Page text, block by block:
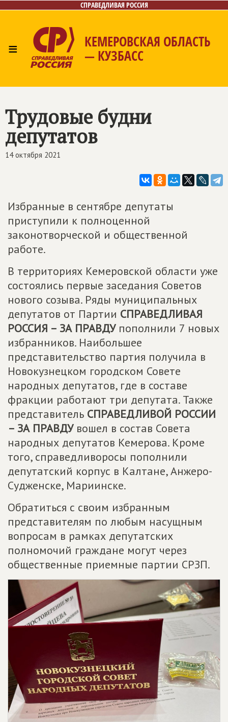
СПРАВЕДЛИВАЯ РОССИЯ
≡ КЕМЕРОВСКАЯ ОБЛАСТЬ
— КУЗБАСС
Фото/Видео
Трудовые будни
депутатов
14 октября 2021
Избранные в сентябре депутаты
приступили к полноценной
законотворческой и общественной
работе.
В территориях Кемеровской области уже
состоялись первые заседания Советов
нового созыва. Ряды муниципальных
депутатов от Партии СПРАВЕДЛИВАЯ
РОССИЯ – ЗА ПРАВДУпополнили 7 новых
избранников. Наибольшее
представительство партия получила в
Новокузнецком городском Совете
народных депутатов, где в составе
фракции работают три депутата. Также
представитель СПРАВЕДЛИВОЙ РОССИИ
– ЗА ПРАВДУвошел в состав Совета
народных депутатов Кемерова. Кроме
того, справедливоросы пополнили
депутатский корпус в Калтане, Анжеро-
Судженске, Мариинске.
Обратиться с своим избранным
представителям по любым насущным
вопросам в рамках депутатских
полномочий граждане могут через
общественные приемные партии СРЗП.